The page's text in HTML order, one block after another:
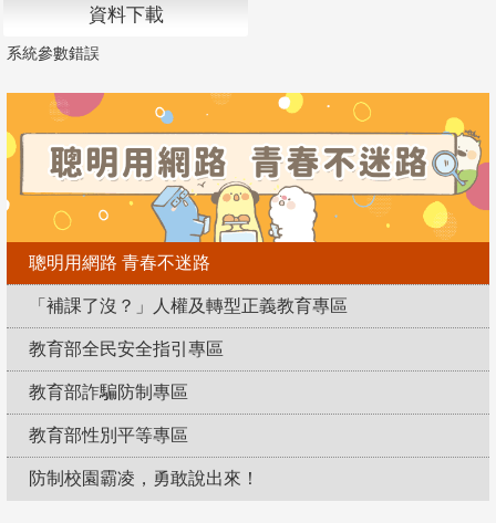
資料下載
系統參數錯誤
聰明用網路 青春不迷路
「補課了沒？」人權及轉型正義教育專區
教育部全民安全指引專區
教育部詐騙防制專區
教育部性別平等專區
防制校園霸凌，勇敢說出來！